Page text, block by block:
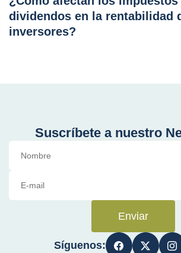
dividendos en la rentabilidad
inversores?
Suscríbete a nuestro
Enviar
Síguenos: